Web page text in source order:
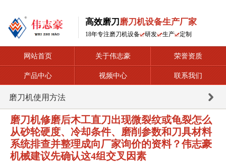
高效磨刀 磨刀机设备生产厂家
18年专注磨刀机设备 研发 生产 定制
网站首页 关于伟志豪 荣誉资质
产品中心 视频中心 联系我们
磨刀机使用方法
磨刀机修磨后木工直刀出现微裂纹或龟裂怎么
从砂轮硬度、冷却条件、磨削参数和刀具材料
系统排查并整理成向厂家询价的资料？伟志豪
机械建议先确认这4组交叉因素